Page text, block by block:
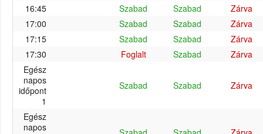
16:45
Szabad Szabad
Zárva
17:00
Szabad Szabad
Zárva
17:15
Szabad Szabad
Zárva
17:30
Foglalt Szabad
Zárva
Egész
napos
időpont
1
Szabad Szabad Zárva
Egész
napos